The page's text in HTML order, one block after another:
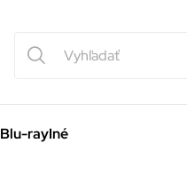
Blu-rayIné